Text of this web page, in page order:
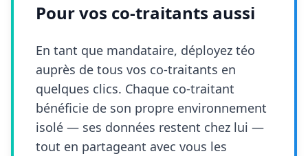
Pour vos co-traitants aussi
En tant que mandataire, déployez téo
auprès de tous vos co-traitants en
quelques clics. Chaque co-traitant
bénéficie de son propre environnement
isolé — ses données restent chez lui —
tout en partageant avec vous les